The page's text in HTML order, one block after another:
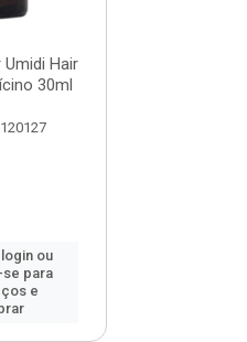
Umidi Hair
30ml
ou
para
e